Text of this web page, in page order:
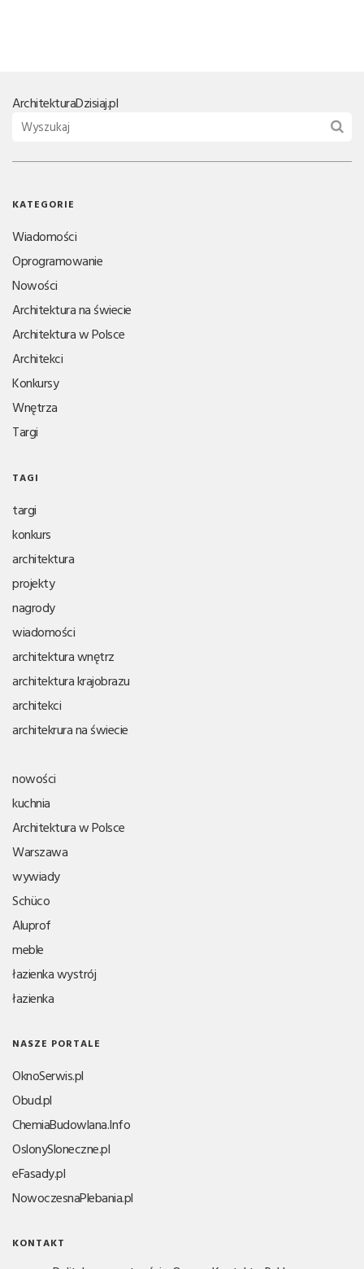
ArchitekturaDzisiaj.pl
KATEGORIE
Wiadomości
Oprogramowanie
Nowości
Architektura na świecie
Architektura w Polsce
Architekci
Konkursy
Wnętrza
Targi
TAGI
targi
konkurs
architektura
projekty
nagrody
wiadomości
architektura wnętrz
architektura krajobrazu
architekci
architekrura na świecie
nowości
kuchnia
Architektura w Polsce
Warszawa
wywiady
Schüco
Aluprof
meble
łazienka wystrój
łazienka
NASZE PORTALE
OknoSerwis.pl
Obud.pl
ChemiaBudowlana.Info
OslonySloneczne.pl
eFasady.pl
NowoczesnaPlebania.pl
KONTAKT